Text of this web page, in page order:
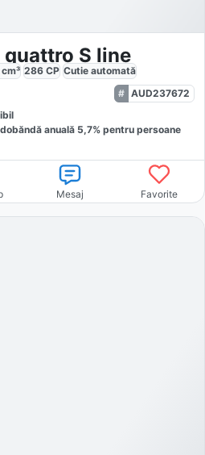
S line
cm³ 286 CP Cutie automată
AUD237672
anuală 5,7% pentru persoane
Mesaj Favorite